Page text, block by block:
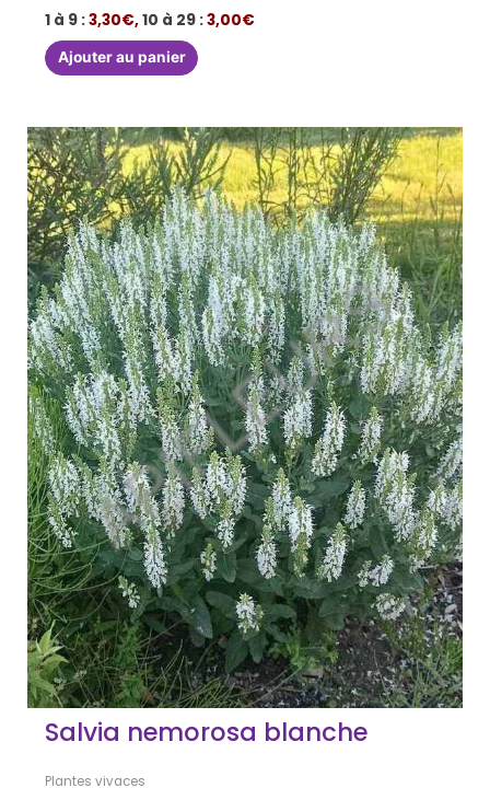
1 à 9 :3,30€,10 à 29 :3,00€
Ajouter au panier
Salvia nemorosa blanche
Plantes vivaces